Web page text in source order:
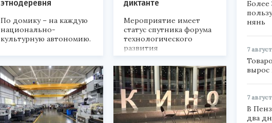
этнодеревня
По домику – на каждую
национально-
культурную автономию.
диктанте
Мероприятие имеет
статус спутника форума
технологического
развития
«Технопром-2026».
Более
нянь
7
вырос
7
В
два